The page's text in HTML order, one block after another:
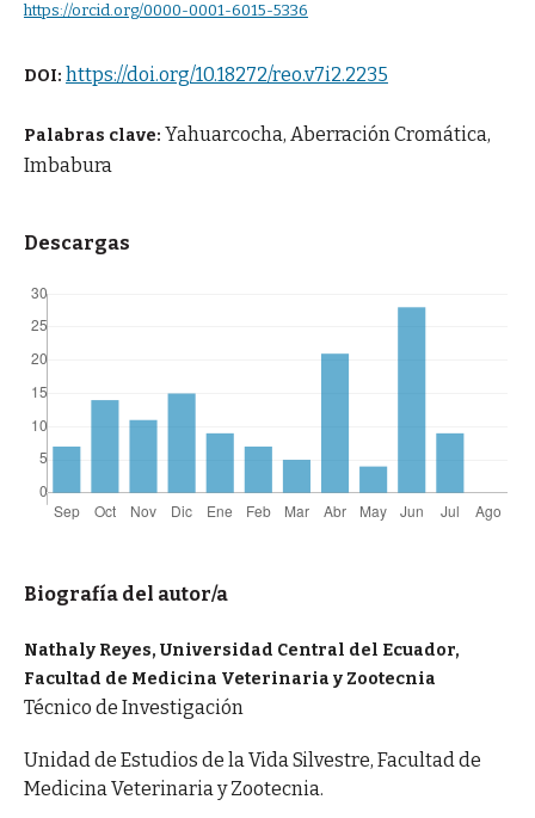
https://orcid.org/0000-0001-6015-5336
DOI: https://doi.org/10.18272/reo.v7i2.2235
Palabras clave: Yahuarcocha, Aberración Cromática,
Imbabura
Descargas
Biografía del autor/a
Nathaly Reyes, Universidad Central del Ecuador,
Facultad de Medicina Veterinaria y Zootecnia
Técnico de Investigación
Unidad de Estudios de la Vida Silvestre, Facultad de
Medicina Veterinaria y Zootecnia.